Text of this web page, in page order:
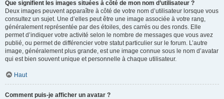
Que signifient les images situées à côté de mon nom d’utilisateur ?
Deux images peuvent apparaître à côté de votre nom d’utilisateur lorsque vous
consultez un sujet. Une d’elles peut être une image associée à votre rang,
généralement représentée par des étoiles, des carrés ou des ronds. Elle
permet d’indiquer votre activité selon le nombre de messages que vous avez
publié, ou permet de différencier votre statut particulier sur le forum. L’autre
image, généralement plus grande, est une image connue sous le nom d’avatar
qui est bien souvent unique et personnelle à chaque utilisateur.
Haut
Comment puis-je afficher un avatar ?